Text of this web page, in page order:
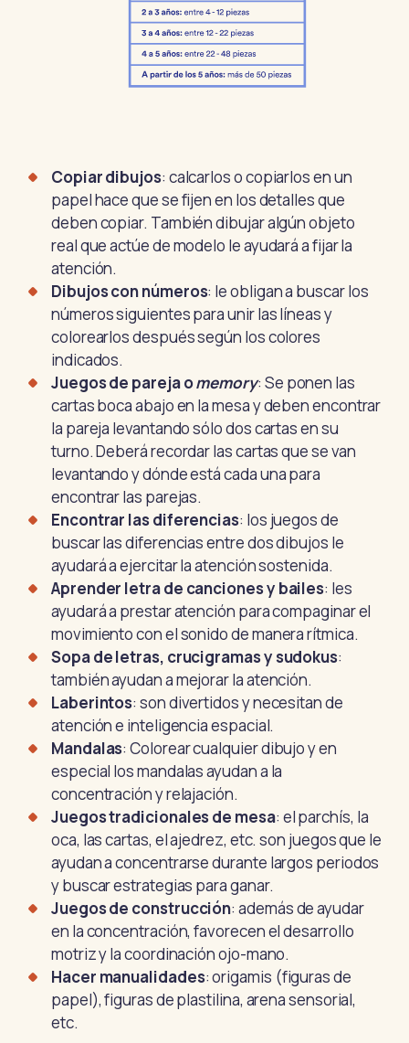
Copiar dibujos: calcarlos o copiarlos en un
papel hace que se fijen en los detalles que
deben copiar. También dibujar algún objeto
real que actúe de modelo le ayudará a fijar la
atención.
Dibujos con números: le obligan a buscar los
números siguientes para unir las líneas y
colorearlos después según los colores
indicados.
Juegos de pareja omemory: Se ponen las
cartas boca abajo en la mesa y deben encontrar
la pareja levantando sólo dos cartas en su
turno. Deberá recordar las cartas que se van
levantando y dónde está cada una para
encontrar las parejas.
Encontrar las diferencias: los juegos de
buscar las diferencias entre dos dibujos le
ayudará a ejercitar la atención sostenida.
Aprender letra de canciones y bailes: les
ayudará a prestar atención para compaginar el
movimiento con el sonido de manera rítmica.
Sopa de letras, crucigramas y sudokus:
también ayudan a mejorar la atención.
Laberintos: son divertidos y necesitan de
atención e inteligencia espacial.
Mandalas: Colorear cualquier dibujo y en
especial los mandalas ayudan a la
concentración y relajación.
Juegos tradicionales de mesa: el parchís, la
oca, las cartas, el ajedrez, etc. son juegos que le
ayudan a concentrarse durante largos periodos
y buscar estrategias para ganar.
Juegos de construcción: además de ayudar
en la concentración, favorecen el desarrollo
motriz y la coordinación ojo-mano.
Hacer manualidades: origamis (figuras de
papel), figuras de plastilina, arena sensorial,
etc.